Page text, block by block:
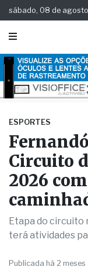
sábado, 08 de
ESPORTES
Circuito
2026
Etapa do circuito